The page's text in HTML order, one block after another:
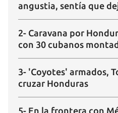
angustia, sentía que
2- Caravana por
con 30 cubanos
3- 'Coyotes' armados,
cruzar Honduras
5- En la frontera con